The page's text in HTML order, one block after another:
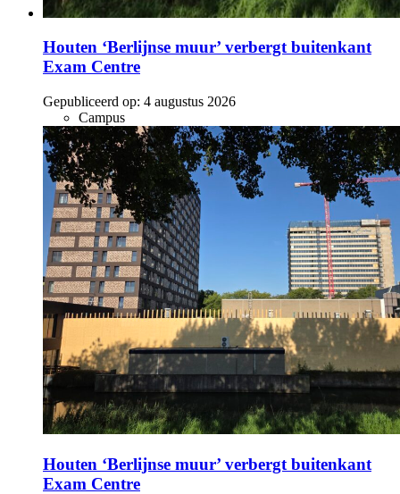
Houten ‘Berlijnse muur’ verbergt buitenkant
Exam Centre
Gepubliceerd op: 4 augustus 2026
Campus
Houten ‘Berlijnse muur’ verbergt buitenkant
Exam Centre